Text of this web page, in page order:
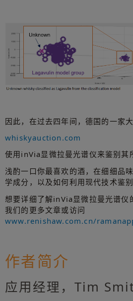
因此，在过去四年间，德国的一家
whiskyauction.com
使用inVia显微拉曼光谱仪来鉴别其
浅酌一口你最喜欢的酒，在细细品
学成分，以及如何利用现代技术鉴别
想要详细了解inVia显微拉曼光谱仪
我们的更多文章或访问
www.renishaw.com.cn/
作者简介
应用经理，Tim